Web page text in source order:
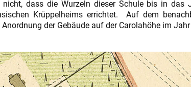
dass die Wurzeln dieser Schule bis in das
Krüppelheims errichtet. Auf dem
der Gebäude auf der Carolahöhe im